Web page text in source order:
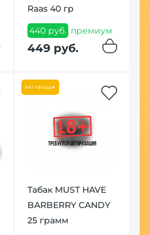
Raas 40 гр
440 руб. премиум
449 руб.
Хит продаж
Табак MUST HAVE
BARBERRY CANDY
25 грамм